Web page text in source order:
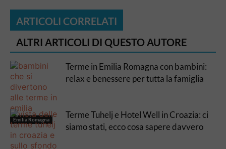
ARTICOLI CORRELATI
ALTRI ARTICOLI DI QUESTO AUTORE
Emilia Romagna
Terme in Emilia Romagna con bambini:
relax e benessere per tutta la famiglia
Terme Tuhelj e Hotel Well in Croazia: ci
siamo stati, ecco cosa sapere davvero